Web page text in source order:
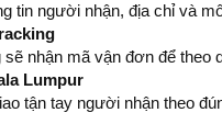
tin người nhận, địa chỉ và
nhận mã vận đơn để theo
Lumpur
tận tay người nhận theo